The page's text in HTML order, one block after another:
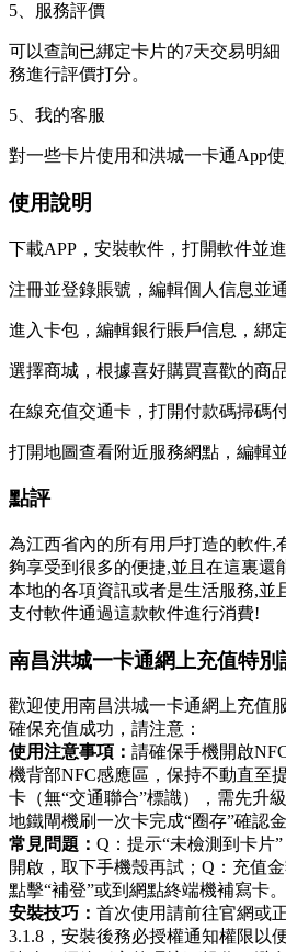
5、服務評價
可以查詢已綁定卡片的7天交易明
務進行評價打分。
5、我的客服
對一些卡片使用和洪城一卡通App
使用說明
下載APP，安裝軟件，打開軟件並
注冊並登錄賬號，編輯個人信息並
進入卡包，編輯銀行賬戶信息，綁
選擇商城，根據喜好購買喜歡的商
在線充值交通卡，打開付款碼掃碼
打開地圖查看附近服務網點，編輯
點評
為江西省內的所有用戶打造的軟件,
夠享受到很多的便捷,並且在這裏還
本地的各項資訊或者是生活服務,並
支付軟件通過這款軟件進行消費!
南昌洪城一卡通網上充值特別
歡迎使用南昌洪城一卡通網上充值
確保充值成功，請注意：
使用注意事項： 請確保手機開啟
機背部NFC感應區，保持不動直至
卡（無“交通聯合”標識），需先升
地鐵閘機刷一次卡完成“圈存”確認金
常見問題： Q：提示“未檢測到卡片
開啟，取下手機殼再試；Q：充值
點擊“補登”或到網點終端機補寫卡。
安裝技巧： 首次使用請前往官網或
3.1.8，安裝後務必授權通知權限以